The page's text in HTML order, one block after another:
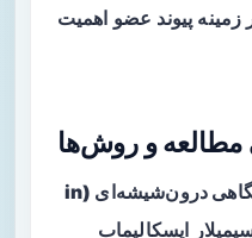
زمینه پیوند عضو اهمیت
و روش‌ها
آزمایشگاهی درون‌شیشه‌ای (in
ایسکالیماب